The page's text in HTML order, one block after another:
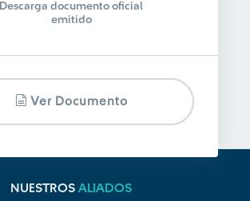
Descarga documento oficial
emitido
Ver Documento
NUESTROS ALIADOS